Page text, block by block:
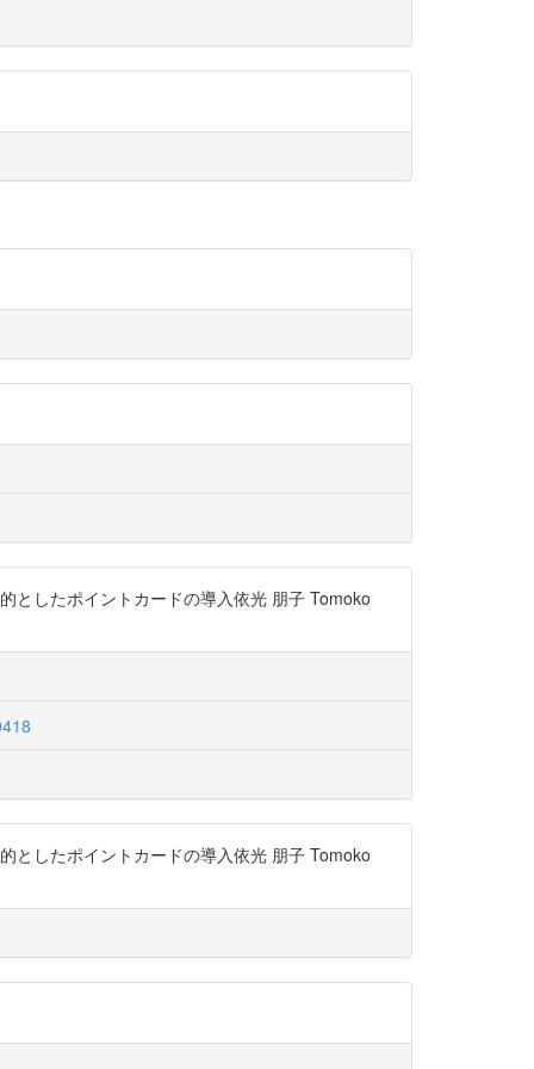
としたポイントカードの導入依光 朋子 Tomoko
としたポイントカードの導入依光 朋子 Tomoko